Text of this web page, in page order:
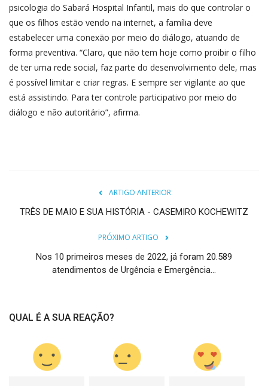
psicologia do Sabará Hospital Infantil, mais do que controlar o
que os filhos estão vendo na internet, a família deve
estabelecer uma conexão por meio do diálogo, atuando de
forma preventiva. “Claro, que não tem hoje como proibir o filho
de ter uma rede social, faz parte do desenvolvimento dele, mas
é possível limitar e criar regras. E sempre ser vigilante ao que
está assistindo. Para ter controle participativo por meio do
diálogo e não autoritário”, afirma.
ARTIGO ANTERIOR
TRÊS DE MAIO E SUA HISTÓRIA - CASEMIRO KOCHEWITZ
PRÓXIMO ARTIGO
Nos 10 primeiros meses de 2022, já foram 20.589
atendimentos de Urgência e Emergência...
QUAL É A SUA REAÇÃO?